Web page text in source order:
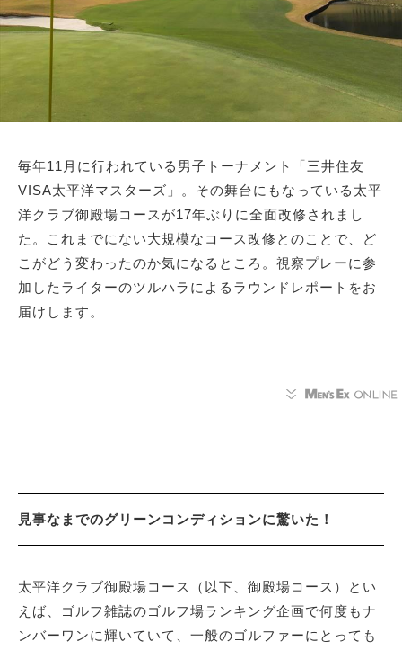
毎年11月に行われている男子トーナメント「三井住友
VISA太平洋マスターズ」。その舞台にもなっている太平
洋クラブ御殿場コースが17年ぶりに全面改修されまし
た。これまでにない大規模なコース改修とのことで、ど
こがどう変わったのか気になるところ。視察プレーに参
加したライターのツルハラによるラウンドレポートをお
届けします。
見事なまでのグリーンコンディションに驚いた！
太平洋クラブ御殿場コース（以下、御殿場コース）とい
えば、ゴルフ雑誌のゴルフ場ランキング企画で何度もナ
ンバーワンに輝いていて、一般のゴルファーにとっても